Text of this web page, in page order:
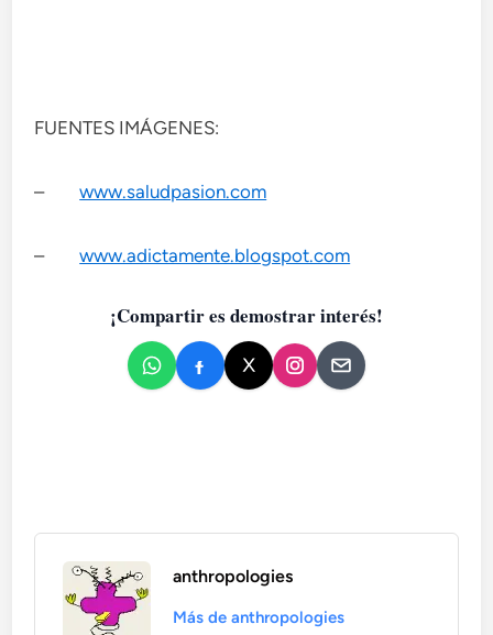
FUENTES IMÁGENES:
–www.saludpasion.com
–www.adictamente.blogspot.com
¡Compartir es demostrar interés!
anthropologies
Más de anthropologies